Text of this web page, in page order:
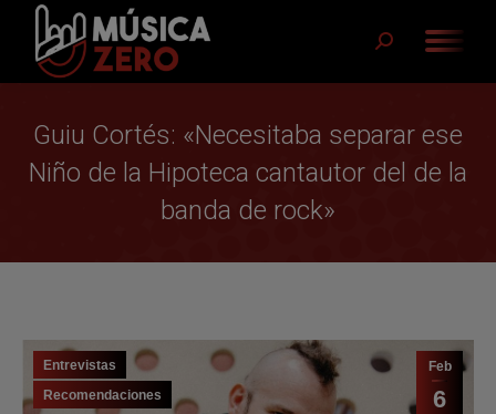
Buscar:
Guiu Cortés: «Necesitaba separar ese
Niño de la Hipoteca cantautor del de la
banda de rock»
Feb
6
Entrevistas
Recomendaciones